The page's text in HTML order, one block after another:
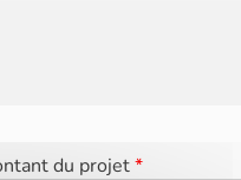
du projet*